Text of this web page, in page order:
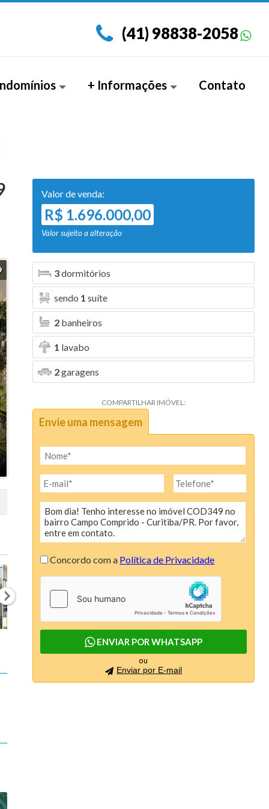
(41) 98838-2058
+ Informações Contato
Valor de venda:
R$ 1.696.000,00
Valor sujeito a alteração
3dormitórios
sendo 1 suíte
2 banheiros
1 lavabo
2garagens
COMPARTILHAR IMÓVEL:
Envie uma mensagem
Concordo com a Política de Privacidade
ENVIAR POR WHATSAPP
ou
Enviar por E-mail